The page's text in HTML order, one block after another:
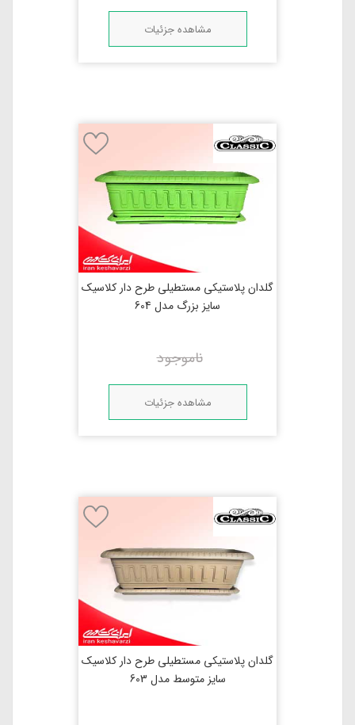
مشاهده جزئیات
گلدان پلاستیکی مستطیلی طرح دار کلاسیک
سایز بزرگ مدل 604
ناموجود
مشاهده جزئیات
گلدان پلاستیکی مستطیلی طرح دار کلاسیک
سایز متوسط مدل 603